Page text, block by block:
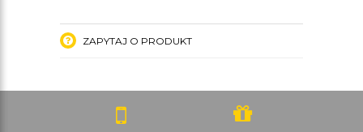
ZAPYTAJ O PRODUKT